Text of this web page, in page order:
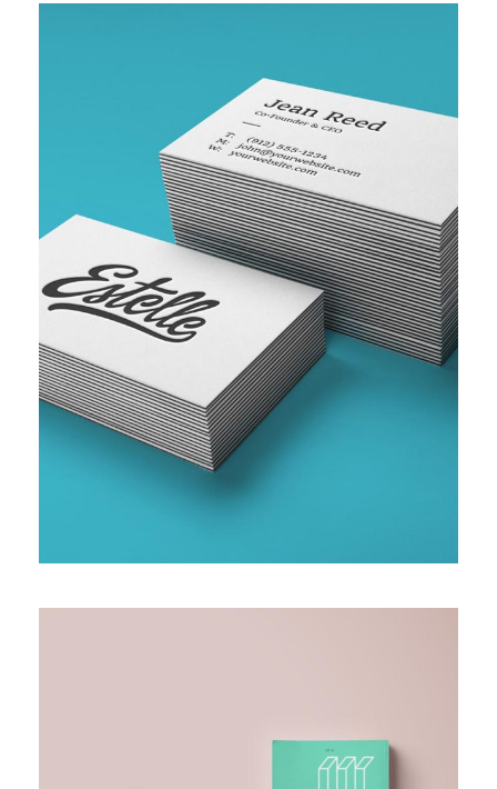
SMALL AND MEDIUM
ENTERPRISE